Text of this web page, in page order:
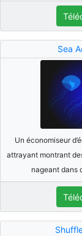
Sea
Un économiseur
attrayant montrant
nageant dans